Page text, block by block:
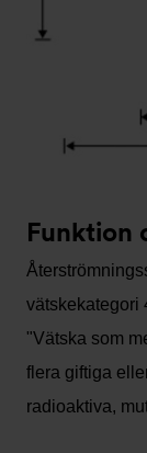
Funktion
vätskekategori
"Vätska som
flera giftiga
radioaktiva,